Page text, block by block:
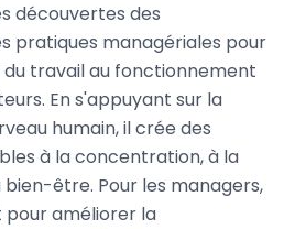
découvertes des
pratiques managériales pour
travail au fonctionnement
En s'appuyant sur la
humain, il crée des
à la concentration, à la
être. Pour les managers,
améliorer la